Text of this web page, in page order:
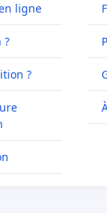
ligne
?
?